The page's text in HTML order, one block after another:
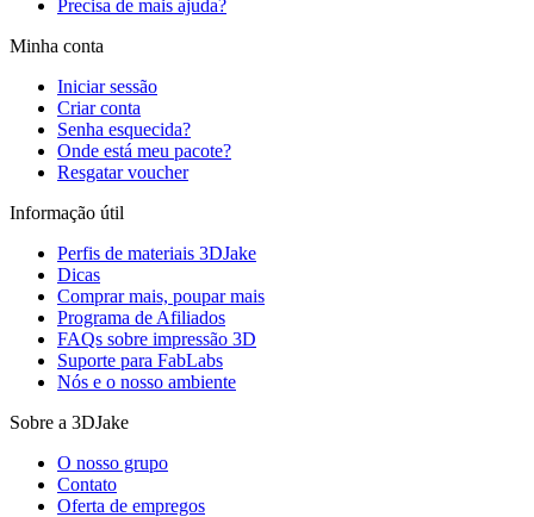
Precisa de mais ajuda?
Minha conta
Iniciar sessão
Criar conta
Senha esquecida?
Onde está meu pacote?
Resgatar voucher
Informação útil
Perfis de materiais 3DJake
Dicas
Comprar mais, poupar mais
Programa de Afiliados
FAQs sobre impressão 3D
Suporte para FabLabs
Nós e o nosso ambiente
Sobre a 3DJake
O nosso grupo
Contato
Oferta de empregos